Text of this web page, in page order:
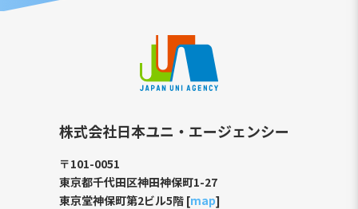
株式会社日本ユニ・エージェンシー
〒101-0051
東京都千代田区神田神保町1-27
東京堂神保町第2ビル5階 [map]